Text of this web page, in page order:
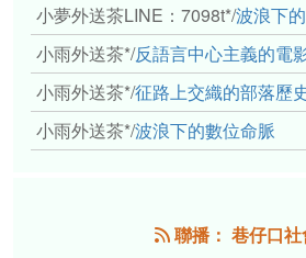
小夢外送茶LINE：7098t*/波浪下
小雨外送茶*/反語言中心主義的電影：談
小雨外送茶*/征路上交織的部落歷史、族群與國家邊界敘事： 《路有
小雨外送茶*/波浪下的數位命脈
聯播： 巷仔口